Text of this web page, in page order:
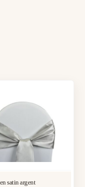
satin argent